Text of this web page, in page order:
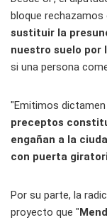
bloque
sustituir la
nuestro suelo por
si una persona
"Emitimos
preceptos
engañan a la
con puerta
Por su parte, la
proyecto que "